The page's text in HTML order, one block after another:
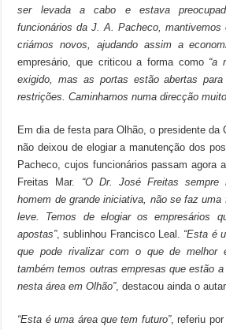
ser levada a cabo e estava
funcionários da J. A. Pacheco,
criámos novos, ajudando assim a
empresário, que criticou a forma como “a
exigido, mas as portas estão abertas
restrições. Caminhamos numa direcção
Em dia de festa para Olhão, o presidente da
não deixou de elogiar a manutenção dos
Pacheco, cujos funcionários passam agora
Freitas Mar. “O Dr. José Freitas
homem de grande iniciativa, não se faz
leve. Temos de elogiar os empresários
apostas”, sublinhou Francisco Leal. “Esta é
que pode rivalizar com o que de melhor
também temos outras empresas que estão
nesta área em Olhão”, destacou ainda o
“Esta é uma área que tem futuro”, referiu